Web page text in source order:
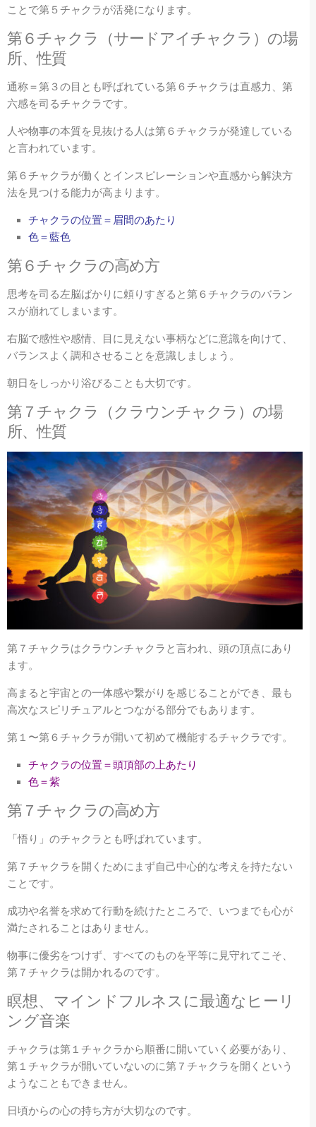
ことで第５チャクラが活発になります。
第６ チャクラ（サードアイチャクラ）の場
所、性質
通称＝第３の目とも呼ばれている第６チャクラは直感力、第
六感を司るチャクラです。
人や物事の本質を見抜ける人は第６チャクラが発達している
と言われています。
第６チャクラが働くとインスピレーションや直感から解決方
法を見つける能力が高まります。
チャクラの位置＝眉間のあたり
色＝藍色
第６ チャクラの高め方
思考を司る左脳ばかりに頼りすぎると第６チャクラのバラン
スが崩れてしまいます。
右脳で感性や感情、目に見えない事柄などに意識を向けて、
バランスよく調和させることを意識しましょう。
朝日をしっかり浴びることも大切です。
第７ チャクラ（クラウンチャクラ）の場
所、性質
第７チャクラはクラウンチャクラと言われ、頭の頂点にあり
ます。
高まると宇宙との一体感や繋がりを感じることができ、最も
高次なスピリチュアルとつながる部分でもあります。
第１〜第６チャクラが開いて初めて機能するチャクラです。
チャクラの位置＝頭頂部の上あたり
色＝紫
第７ チャクラの高め方
「悟り」のチャクラとも呼ばれています。
第７チャクラを開くためにまず自己中心的な考えを持たない
ことです。
成功や名誉を求めて行動を続けたところで、いつまでも心が
満たされることはありません。
物事に優劣をつけず、すべてのものを平等に見守れてこそ、
第７チャクラは開かれるのです。
瞑想、マインドフルネスに最適なヒーリ
ング音楽
チャクラは第１チャクラから順番に開いていく必要があり、
第１チャクラが開いていないのに第７チャクラを開くという
ようなこともできません。
日頃からの心の持ち方が大切なのです。